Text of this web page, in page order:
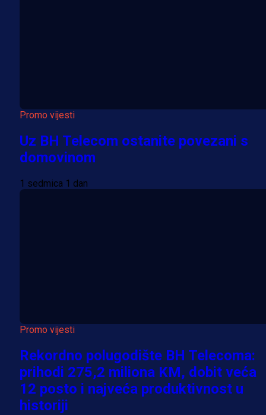
Promo vijesti
Uz BH Telecom ostanite povezani s
domovinom
1 sedmica 1 dan
Promo vijesti
Rekordno polugodište BH Telecoma:
prihodi 275,2 miliona KM, dobit veća
12 posto i najveća produktivnost u
historiji